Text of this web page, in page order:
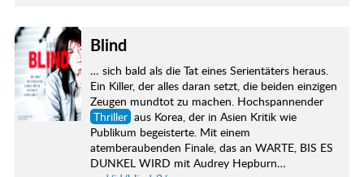
Blind
… sich bald als die Tat eines Serientäters heraus.
Ein Killer, der alles daran setzt, die beiden einzigen
Zeugen mundtot zu machen. Hochspannender
Thriller aus Korea, der in Asien Kritik wie
Publikum begeisterte. Mit einem
atemberaubenden Finale, das an WARTE, BIS ES
DUNKEL WIRD mit Audrey Hepburn…